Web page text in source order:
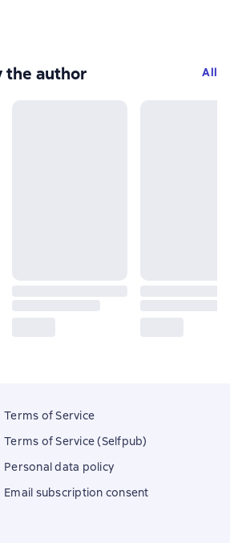
the author All
Terms of Service
Terms of Service (Selfpub)
Personal data policy
Email subscription consent